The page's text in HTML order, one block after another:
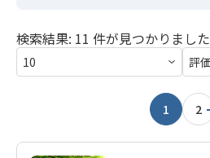
検索結果: 11 件が見つかりました
1 2